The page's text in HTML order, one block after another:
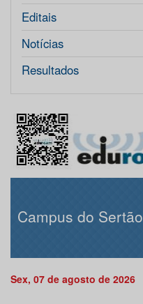
Editais
Notícias
Resultados
Campus do Sertão
Sex, 07 de agosto de 2026